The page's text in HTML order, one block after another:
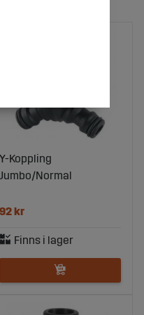
Y-Koppling
Jumbo/Normal
92 kr